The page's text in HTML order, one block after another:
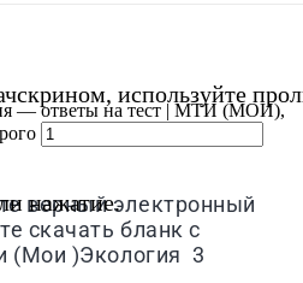
используйте
нажатие.
— ответы на тест | МТИ (МОИ),
верный электронный
скачать бланк с
(Мои )Экология 3